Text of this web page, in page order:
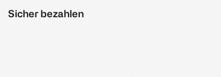
Sicher bezahlen